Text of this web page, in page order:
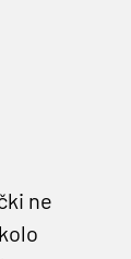
ne